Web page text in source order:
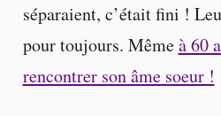
séparaient, c’était fini !
pour toujours. Mêmeà 60
rencontrer son âme soeur !